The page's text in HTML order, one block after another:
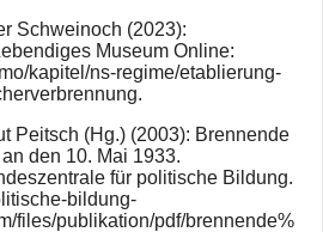
Schweinoch (2023):
Museum Online:
kapitel/ns-regime/etablierung-
Peitsch (Hg.) (2003): Brennende
den 10. Mai 1933.
für politische Bildung.
bildung-
files/publikation/pdf/brennende%